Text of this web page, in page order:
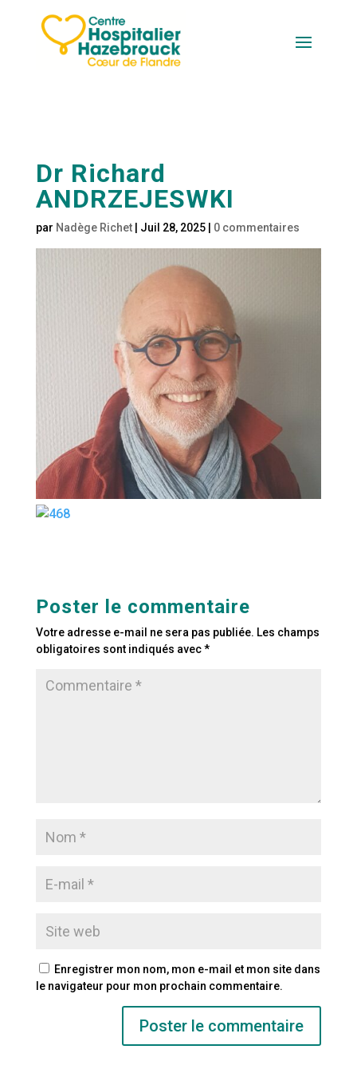
Dr Richard
ANDRZEJESWKI
par Nadège Richet| Juil 28, 2025| 0 commentaires
Poster le commentaire
Votre adresse e-mail ne sera pas publiée. Les champs
obligatoires sont indiqués avec*
Enregistrer mon nom, mon e-mail et mon site dans
le navigateur pour mon prochain commentaire.